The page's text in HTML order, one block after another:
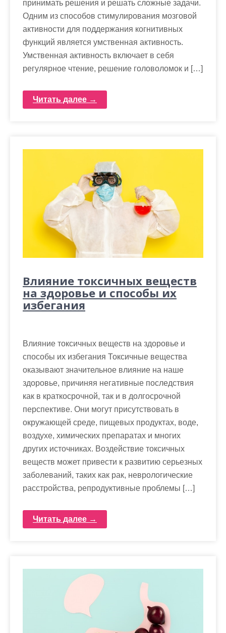
принимать решения и решать сложные задачи.
Одним из способов стимулирования мозговой
активности для поддержания когнитивных
функций является умственная активность.
Умственная активность включает в себя
регулярное чтение, решение головоломок и […]
Читать далее →
Влияние токсичных веществ
на здоровье и способы их
избегания
Влияние токсичных веществ на здоровье и
способы их избегания Токсичные вещества
оказывают значительное влияние на наше
здоровье, причиняя негативные последствия
как в краткосрочной, так и в долгосрочной
перспективе. Они могут присутствовать в
окружающей среде, пищевых продуктах, воде,
воздухе, химических препаратах и многих
других источниках. Воздействие токсичных
веществ может привести к развитию серьезных
заболеваний, таких как рак, неврологические
расстройства, репродуктивные проблемы […]
Читать далее →